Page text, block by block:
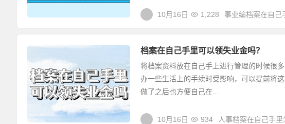
10月16日 1,228 事业编档案在自己
档案在自己手里可以领失业金吗？
将档案资料放在自己手上进行管理的时候很
办一些生活上的手续时受影响，可以提前将
做了之后也方便自己在...
10月16日 934 人事档案在自己手里